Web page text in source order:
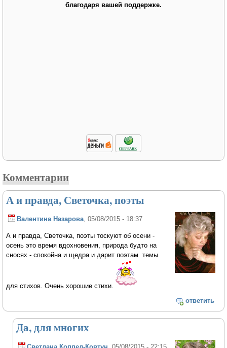
благодаря вашей поддержке.
Комментарии
А и правда, Светочка, поэты
Валентина Назарова, 05/08/2015 - 18:37
А и правда, Светочка, поэты тоскуют об осени -
осень это время вдохновения, природа будто на
сносях - спокойна и щедра и дарит поэтам темы
для стихов. Очень хорошие стихи.
ответить
Да, для многих